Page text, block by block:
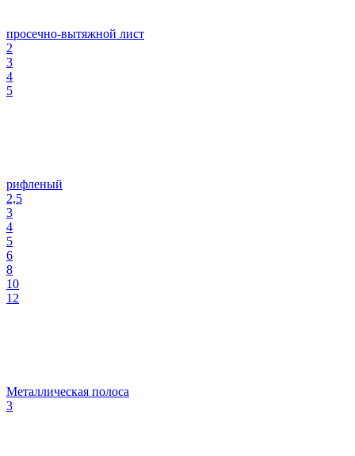
просечно-вытяжной лист
2
3
4
5
рифленый
2,5
3
4
5
6
8
10
12
Металлическая полоса
3